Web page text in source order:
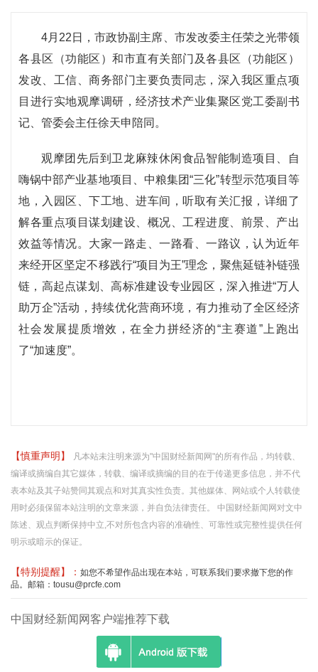
4月22日，市政协副主席、市发改委主任荣之光带领
各县区（功能区）和市直有关部门及各县区（功能区）
发改、工信、商务部门主要负责同志，深入我区重点项
目进行实地观摩调研，经济技术产业集聚区党工委副书
记、管委会主任徐天申陪同。
观摩团先后到卫龙麻辣休闲食品智能制造项目、自
嗨锅中部产业基地项目、中粮集团“三化”转型示范项目等
地，入园区、下工地、进车间，听取有关汇报，详细了
解各重点项目谋划建设、概况、工程进度、前景、产出
效益等情况。大家一路走、一路看、一路议，认为近年
来经开区坚定不移践行“项目为王”理念，聚焦延链补链强
链，高起点谋划、高标准建设专业园区，深入推进“万人
助万企”活动，持续优化营商环境，有力推动了全区经济
社会发展提质增效，在全力拼经济的“主赛道”上跑出
了“加速度”。
【慎重声明】
凡本站未注明来源为"中国财经新闻网"的所有作品，均转载、
编译或摘编自其它媒体，转载、编译或摘编的目的在于传递更多信息，并不代
表本站及其子站赞同其观点和对其真实性负责。其他媒体、网站或个人转载使
用时必须保留本站注明的文章来源，并自负法律责任。 中国财经新闻网对文中
陈述、观点判断保持中立,不对所包含内容的准确性、可靠性或完整性提供任何
明示或暗示的保证。
【特别提醒】： 如您不希望作品出现在本站，可联系我们要求撤下您的作
品。邮箱：tousu@prcfe.com
中国财经新闻网客户端推荐下载